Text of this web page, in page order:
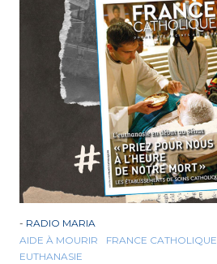
- RADIO MARIA
AIDE À MOURIR
FRANCE CATHOLIQUE
EUTHANASIE